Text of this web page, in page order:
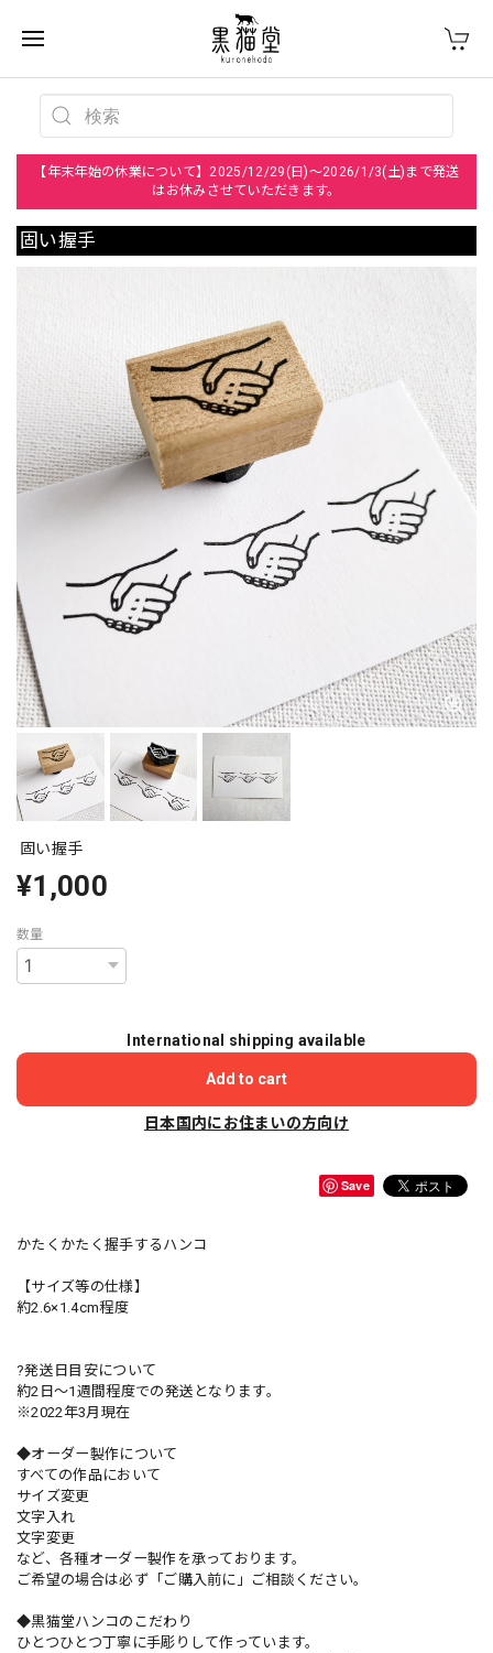
【年末年始の休業について】2025/12/29(日)～2026/1/3(土)まで発送
はお休みさせていただきます。
固い握手
固い握手
¥1,000
数量
International shipping available
Add to cart
日本国内にお住まいの方向け
Save
かたくかたく握手するハンコ
【サイズ等の仕様】
約2.6×1.4cm程度
?発送日目安について
約2日〜1週間程度での発送となります。
※2022年3月現在
◆オーダー製作について
すべての作品において
サイズ変更
文字入れ
文字変更
など、各種オーダー製作を承っております。
ご希望の場合は必ず「ご購入前に」ご相談ください。
◆黒猫堂ハンコのこだわり
ひとつひとつ丁寧に手彫りして作っています。